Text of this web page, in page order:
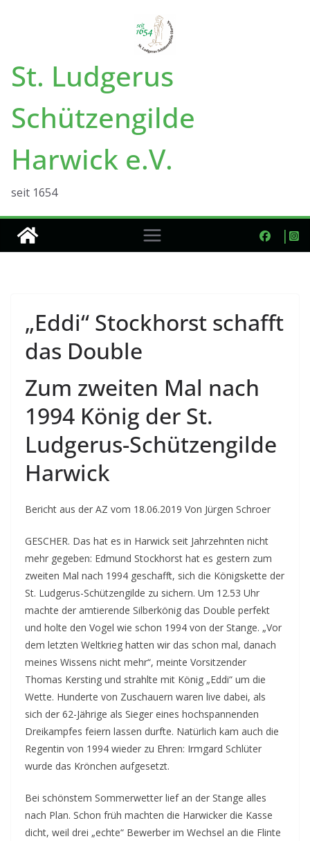
St. Ludgerus
Schützengilde
Harwick e.V.
seit 1654
„Eddi“ Stockhorst schafft
das Double
Zum zweiten Mal nach
1994 König der St.
Ludgerus-Schützengilde
Harwick
Bericht aus der AZ vom 18.06.2019 Von Jürgen Schroer
GESCHER. Das hat es in Harwick seit Jahrzehnten nicht
mehr gegeben: Edmund Stockhorst hat es gestern zum
zweiten Mal nach 1994 geschafft, sich die Königskette der
St. Ludgerus-Schützengilde zu sichern. Um 12.53 Uhr
machte der amtierende Silberkönig das Double perfekt
und holte den Vogel wie schon 1994 von der Stange. „Vor
dem letzten Weltkrieg hatten wir das schon mal, danach
meines Wissens nicht mehr“, meinte Vorsitzender
Thomas Kersting und strahlte mit König „Eddi“ um die
Wette. Hunderte von Zuschauern waren live dabei, als
sich der 62-Jährige als Sieger eines hochspannenden
Dreikampfes feiern lassen durfte. Natürlich kam auch die
Regentin von 1994 wieder zu Ehren: Irmgard Schlüter
wurde das Krönchen aufgesetzt.
Bei schönstem Sommerwetter lief an der Stange alles
nach Plan. Schon früh machten die Harwicker die Kasse
dicht, weil drei „echte“ Bewerber im Wechsel an die Flinte